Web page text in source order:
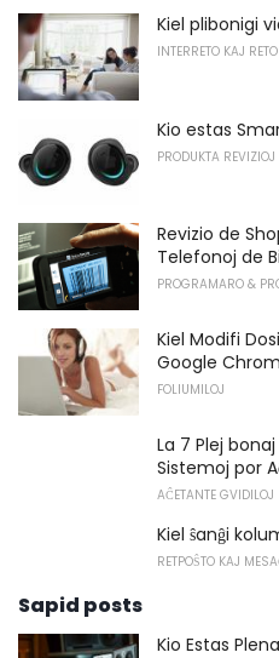
Kiel plibonigi
INTERRETO KAJ RETO
Kio estas
PRODUKTA REVIZIOJ
Revizio de
Telefonoj de
PROGRAMARO &
Kiel Modifi
Google
FOLIUMILOJ
La 7 Plej
Sistemoj por
AĈETANTE GVIDILOJ
Kiel ŝanĝi
RETPOŜTO KAJ
Sapid posts
Kio Estas